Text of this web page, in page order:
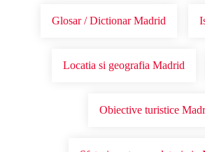
Glosar / Dictionar Madrid
Locatia si geografia Madrid
Obiective turistice